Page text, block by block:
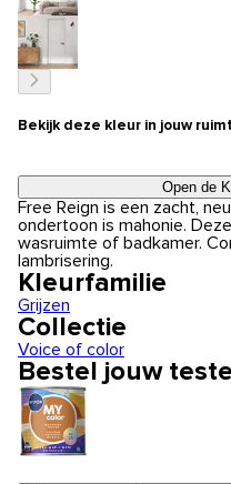
Bekijk deze kleur in jouw
Open de
Free Reign is een zacht,
ondertoon is mahonie.
wasruimte of badkamer.
lambrisering.
Kleurfamilie
Grijzen
Collectie
Voice of color
Bestel jouw